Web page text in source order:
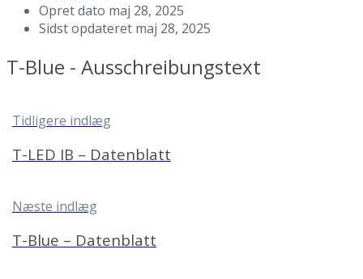
Opret dato maj 28, 2025
Sidst opdateret maj 28, 2025
T-Blue - Ausschreibungstext
Tidligere indlæg
T-LED IB – Datenblatt
Næste indlæg
T-Blue – Datenblatt